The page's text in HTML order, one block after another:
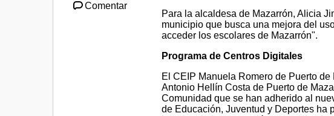
Comentar
Para la alcaldesa de Mazarrón, Alicia
municipio que busca una mejora del
acceder los escolares de Mazarrón".
Programa de Centros Digitales
El CEIP Manuela Romero de Puerto
Antonio Hellín Costa de Puerto de
Comunidad que se han adherido al
de Educación, Juventud y Deportes ha